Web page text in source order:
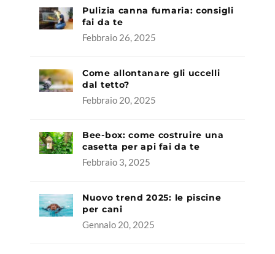
Pulizia canna fumaria: consigli
fai da te
Febbraio 26, 2025
Come allontanare gli uccelli
dal tetto?
Febbraio 20, 2025
Bee-box: come costruire una
casetta per api fai da te
Febbraio 3, 2025
Nuovo trend 2025: le piscine
per cani
Gennaio 20, 2025